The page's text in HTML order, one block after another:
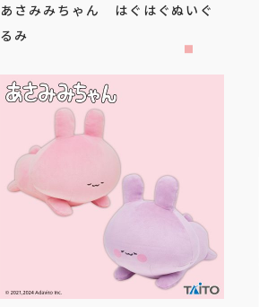
あさみみちゃん はぐはぐぬいぐ
るみ